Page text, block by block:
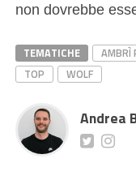
non dovrebbe
TEMATICHE AMBRÌ
TOP
WOLF
Andrea